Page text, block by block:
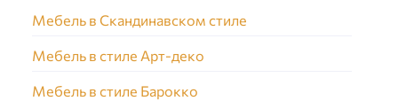
Мебель в Скандинавском стиле
Мебель в стиле Арт-деко
Мебель в стиле Барокко